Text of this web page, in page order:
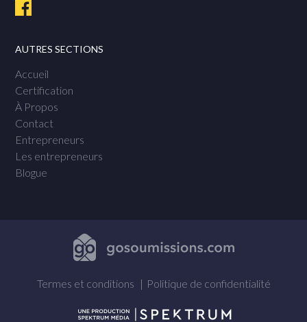
AUTRES SECTIONS
Accueil
Certification
À Propos
Contact
Entrepreneurs
Les entrepreneurs
Blogue
Termes et conditions Politique de confidentialité